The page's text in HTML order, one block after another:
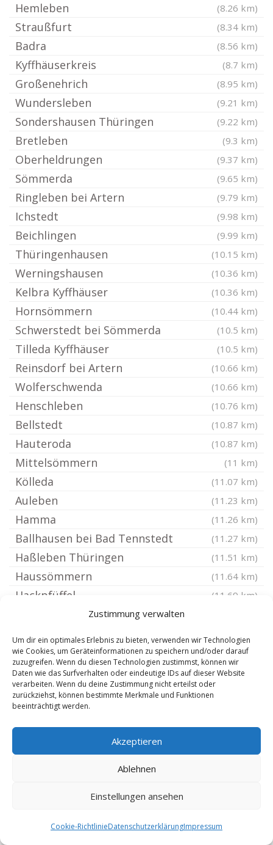
Zustimmung verwalten
Um dir ein optimales Erlebnis zu bieten, verwenden wir Technologien
wie Cookies, um Geräteinformationen zu speichern und/oder darauf
zuzugreifen. Wenn du diesen Technologien zustimmst, können wir
Daten wie das Surfverhalten oder eindeutige IDs auf dieser Website
verarbeiten. Wenn du deine Zustimmung nicht erteilst oder
zurückziehst, können bestimmte Merkmale und Funktionen
beeinträchtigt werden.
Akzeptieren
Ablehnen
Einstellungen ansehen
Cookie-RichtlinieDatenschutzerklärungImpressum
Hemleben (8.26 km)
Straußfurt (8.34 km)
Badra (8.56 km)
Kyffhäuserkreis (8.7 km)
Großenehrich (8.95 km)
Wundersleben (9.21 km)
Sondershausen Thüringen (9.22 km)
Bretleben (9.3 km)
Oberheldrungen (9.37 km)
Sömmerda (9.65 km)
Ringleben bei Artern (9.79 km)
Ichstedt (9.98 km)
Beichlingen (9.99 km)
Thüringenhausen (10.15 km)
Werningshausen (10.36 km)
Kelbra Kyffhäuser (10.36 km)
Hornsömmern (10.44 km)
Schwerstedt bei Sömmerda (10.5 km)
Tilleda Kyffhäuser (10.5 km)
Reinsdorf bei Artern (10.66 km)
Wolferschwenda (10.66 km)
Henschleben (10.76 km)
Bellstedt (10.87 km)
Hauteroda (10.87 km)
Mittelsömmern (11 km)
Kölleda (11.07 km)
Auleben (11.23 km)
Hamma (11.26 km)
Ballhausen bei Bad Tennstedt (11.27 km)
Haßleben Thüringen (11.51 km)
Haussömmern (11.64 km)
Hackpfüffel (11.69 km)
Berga bei Roßla
Schernberg bei Ebeleben
Abtsbessingen (11.75 km)
Borxleben (11.81 km)
Freienbessingen (12.03 km)
Bennungen
Heringen Helme (12.22 km)
Rockstedt bei Ebeleben
Gehofen (12.46 km)